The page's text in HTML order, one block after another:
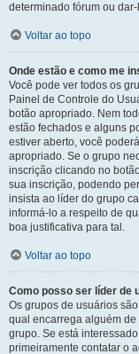
determinado fórum ou
Voltar ao topo
Onde estão e como me
Você pode ver todos os
Painel de Controle do
botão apropriado. Nem
estão fechados e alguns
estiver aberto, você
apropriado. Se o grupo
inscrição clicando no
sua inscrição, podendo
insista ao líder do grupo
informá-lo a respeito de
boa justificativa para tal.
Voltar ao topo
Como posso ser líder de
Os grupos de usuários
qual encarrega alguém
grupo. Se está
primeiramente contatar o